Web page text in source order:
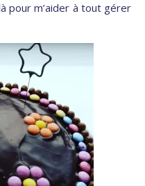
pour m’aider à tout gérer